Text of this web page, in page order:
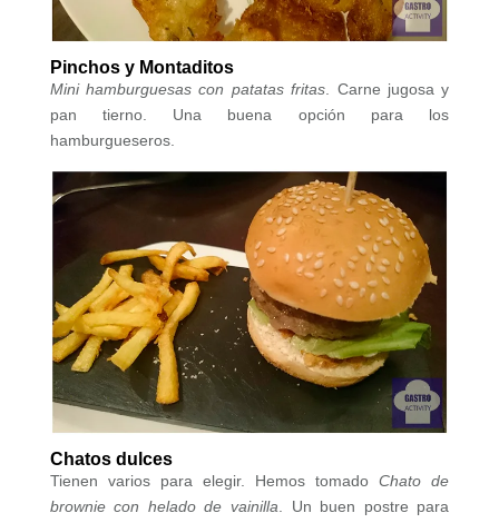
Pinchos y Montaditos
Mini hamburguesas con patatas fritas . Carne jugosa y
pan tierno. Una buena opción para los
hamburgueseros.
Chatos dulces
Tienen varios para elegir. Hemos tomadoChato de
brownie con helado de vainilla. Un buen postre para